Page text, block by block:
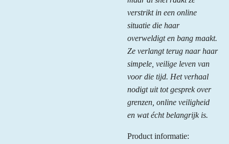
verstrikt in een online
situatie die haar
overweldigt en bang maakt.
Ze verlangt terug naar haar
simpele, veilige leven van
voor die tijd. Het verhaal
nodigt uit tot gesprek over
grenzen, online veiligheid
en wat écht belangrijk is.
Product informatie: